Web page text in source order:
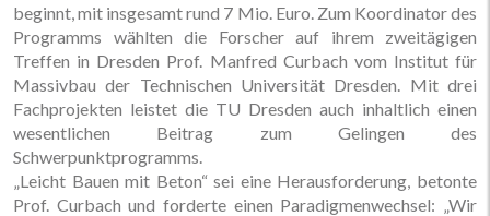
beginnt, mit insgesamt rund 7 Mio. Euro. Zum Koordinator des
Programms wählten die Forscher auf ihrem zweitägigen
Treffen in Dresden Prof. Manfred Curbach vom Institut für
Massivbau der Technischen Universität Dresden. Mit drei
Fachprojekten leistet die TU Dresden auch inhaltlich einen
wesentlichen Beitrag zum Gelingen des
Schwerpunktprogramms.
„Leicht Bauen mit Beton“ sei eine Herausforderung, betonte
Prof. Curbach und forderte einen Paradigmenwechsel: „Wir